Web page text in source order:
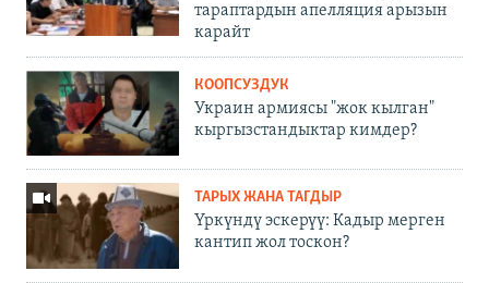
тараптардын апелляция арызын
карайт
КООПСУЗДУК
Украин армиясы "жок кылган"
кыргызстандыктар кимдер?
ТАРЫХ ЖАНА ТАГДЫР
Үркүндү эскерүү: Кадыр мерген
кантип жол тоскон?